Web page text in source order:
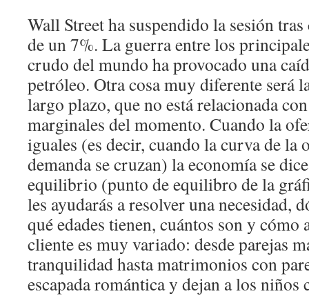
Wall Street ha suspendido la sesión
de un 7%. La guerra entre los
crudo del mundo ha provocado una
petróleo. Otra cosa muy diferente será
largo plazo, que no está relacionada
marginales del momento. Cuando la
iguales (es decir, cuando la curva de la
demanda se cruzan) la economía se
equilibrio (punto de equilibro de la
les ayudarás a resolver una necesidad,
qué edades tienen, cuántos son y cómo
cliente es muy variado: desde parejas
tranquilidad hasta matrimonios con
escapada romántica y dejan a los niños